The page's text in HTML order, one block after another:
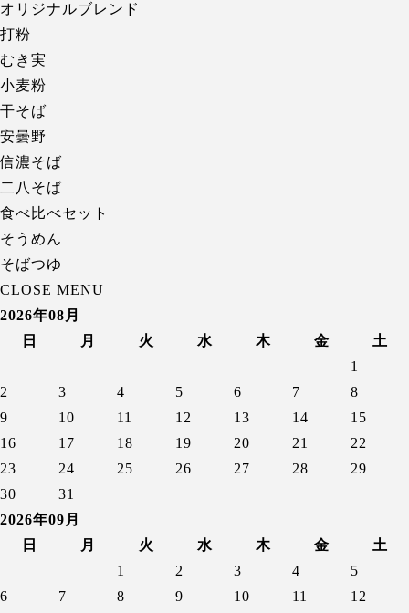
オリジナルブレンド
打粉
むき実
小麦粉
干そば
安曇野
信濃そば
二八そば
食べ比べセット
そうめん
そばつゆ
CLOSE MENU
2026年08月
日
月 火 水 木 金
土
1
2
3 4 5 6 7
8
9
10 11 12 13 14
15
16
17 18 19 20 21
22
23
24 25 26 27 28
29
30
31
2026年09月
日
月 火 水 木 金
土
1
2 3 4
5
6
7 8 9 10 11
12